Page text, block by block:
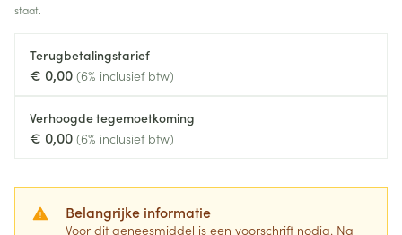
staat.
Terugbetalingstarief
€ 0,00 (6% inclusief btw)
Verhoogde tegemoetkoming
€ 0,00 (6% inclusief btw)
Belangrijke informatie
Voor dit geneesmiddel is een voorschrift nodig. Na